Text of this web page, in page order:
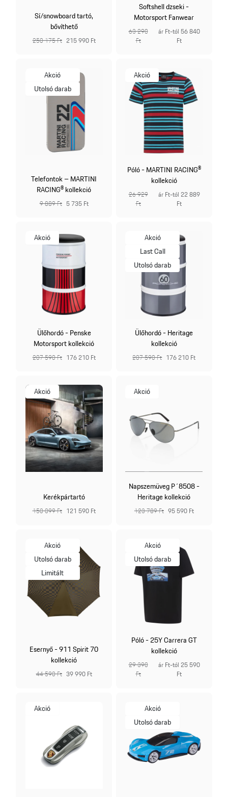
Sí/snowboard tartó,
bővíthető
250 175 Ft 215 990 Ft
Softshell dzseki -
Motorsport Fanwear
63 290
Ft
ár Ft-tól 56 840
Ft
Akció
Utolsó darab
Telefontok – MARTINI
RACING® kollekció
9 889 Ft 5 735 Ft
Akció
Póló - MARTINI RACING®
kollekció
26 929
Ft
ár Ft-tól 22 889
Ft
Akció
Ülőhordó - Penske
Motorsport kollekció
207 590 Ft 176 210 Ft
Akció
Last Call
Utolsó darab
Ülőhordó - Heritage
kollekció
207 590 Ft 176 210 Ft
Akció
Kerékpártartó
150 099 Ft 121 590 Ft
Akció
Napszemüveg P´8508 -
Heritage kollekció
123 789 Ft 95 590 Ft
Akció
Utolsó darab
Limitált
Esernyő - 911 Spirit 70
kollekció
44 590 Ft 39 990 Ft
Akció
Utolsó darab
Póló - 25Y Carrera GT
kollekció
29 390
Ft
ár Ft-tól 25 590
Ft
Akció
Akció
Utolsó darab